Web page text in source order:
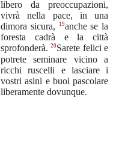
libero da preoccupazioni,
vivrà nella pace, in una
dimora sicura,
19anche se la
foresta cadrà e la città
sprofonderà.20Sarete felici e
potrete seminare vicino a
ricchi ruscelli e lasciare i
vostri asini e buoi pascolare
liberamente dovunque.